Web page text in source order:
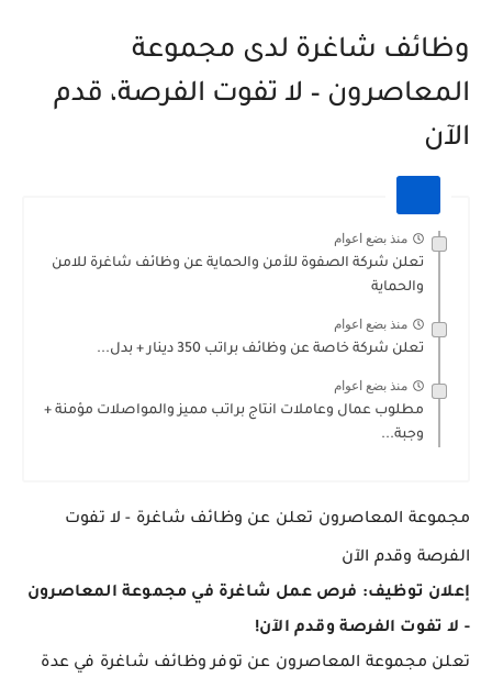
وظائف شاغرة لدى مجموعة
المعاصرون – لا تفوت الفرصة، قدم
الآن
منذ بضع اعوام
تعلن شركة الصفوة للأمن والحماية عن وظائف شاغرة للامن
والحماية
منذ بضع اعوام
تعلن شركة خاصة عن وظائف براتب 350 دينار + بدل...
منذ بضع اعوام
مطلوب عمال وعاملات انتاج براتب مميز والمواصلات مؤمنة +
وجبة...
مجموعة المعاصرون تعلن عن وظائف شاغرة - لا تفوت
الفرصة وقدم الآن
إعلان توظيف: فرص عمل شاغرة في مجموعة المعاصرون
- لا تفوت الفرصة وقدم الآن!
تعلن مجموعة المعاصرون عن توفر وظائف شاغرة في عدة